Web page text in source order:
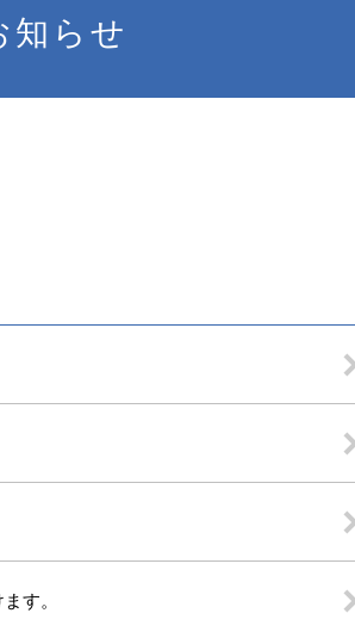
知らせ
す。